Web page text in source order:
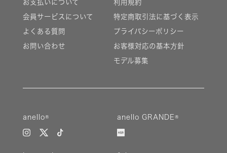
お支払いについて
会員サービスについて
よくある質問
お問い合わせ
利用規約
特定商取引法に基づく表示
プライバシーポリシー
お客様対応の基本方針
モデル募集
anello® anello GRANDE®